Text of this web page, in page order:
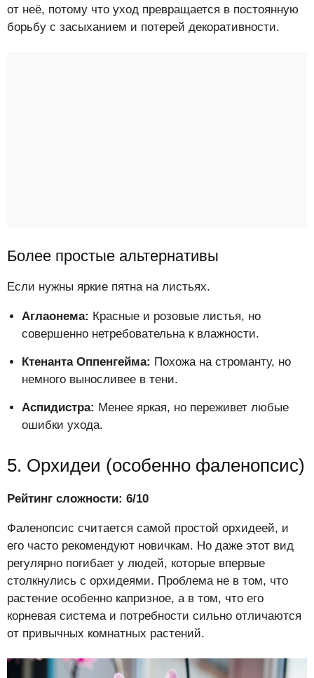
от неё, потому что уход превращается в постоянную
борьбу с засыханием и потерей декоративности.
Более простые альтернативы
Если нужны яркие пятна на листьях.
Аглаонема: Красные и розовые листья, но
совершенно нетребовательна к влажности.
Ктенанта Оппенгейма: Похожа на строманту, но
немного выносливее в тени.
Аспидистра: Менее яркая, но переживет любые
ошибки ухода.
5. Орхидеи (особенно фаленопсис)
Рейтинг сложности: 6/10
Фаленопсис считается самой простой орхидеей, и
его часто рекомендуют новичкам. Но даже этот вид
регулярно погибает у людей, которые впервые
столкнулись с орхидеями. Проблема не в том, что
растение особенно капризное, а в том, что его
корневая система и потребности сильно отличаются
от привычных комнатных растений.